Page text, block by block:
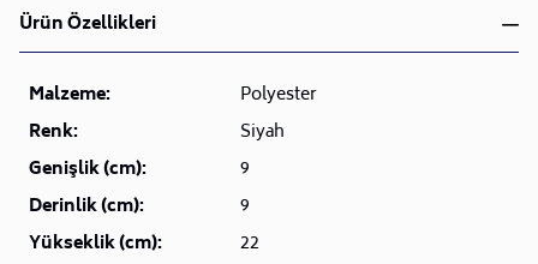
Ürün Özellikleri
Malzeme:
Polyester
Renk:
Siyah
Genişlik (cm):
9
Derinlik (cm):
9
Yükseklik (cm):
22